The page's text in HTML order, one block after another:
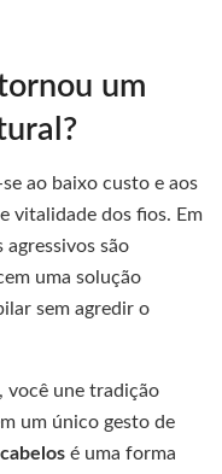
um
ao baixo custo e aos
vitalidade dos fios. Em
são
uma solução
sem agredir o
você une tradição
um único gesto de
é uma forma